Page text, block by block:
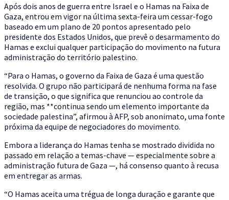
Após dois anos de guerra entre Israel e o Hamas na Faixa de
Gaza, entrou em vigor na última sexta-feira um cessar-fogo
baseado em um plano de 20 pontos apresentado pelo
presidente dos Estados Unidos, que prevê o desarmamento do
Hamas e exclui qualquer participação do movimento na futura
administração do território palestino.
“Para o Hamas, o governo da Faixa de Gaza é uma questão
resolvida. O grupo não participará de nenhuma forma na fase
de transição, o que significa que renunciou ao controle da
região, mas **continua sendo um elemento importante da
sociedade palestina”, afirmou à AFP, sob anonimato, uma fonte
próxima da equipe de negociadores do movimento.
Embora a liderança do Hamas tenha se mostrado dividida no
passado em relação a temas-chave — especialmente sobre a
administração futura de Gaza —, há consenso quanto à recusa
em entregar as armas.
“O Hamas aceita uma trégua de longa duração e garante que